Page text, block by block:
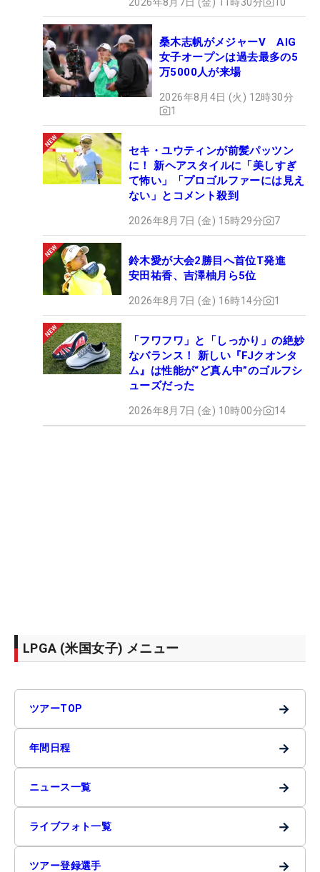
桑木志帆がメジャーV AIG
女子オープンは過去最多の5
万5000人が来場
2026年8月4日 (火) 12時30分
1
セキ・ユウティンが前髪パッツン
に！ 新ヘアスタイルに「美しすぎ
て怖い」「プロゴルファーには見え
ない」とコメント殺到
2026年8月7日 (金) 15時29分 7
鈴木愛が大会2勝目へ首位T発進
安田祐香、吉澤柚月ら5位
2026年8月7日 (金) 16時14分 1
「フワフワ」と「しっかり」の絶妙
なバランス！ 新しい『FJクオンタ
ム』は性能が“ど真ん中”のゴルフシ
ューズだった
2026年8月7日 (金) 10時00分 14
LPGA (米国女子) メニュー
ツアーTOP →
年間日程 →
ニュース一覧 →
ライブフォト一覧 →
ツアー登録選手 →